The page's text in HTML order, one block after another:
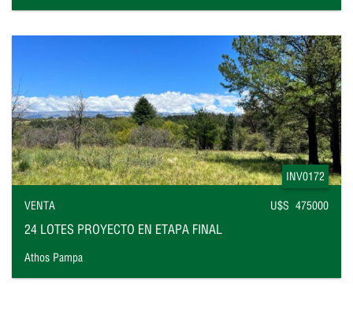
INV0172
VENTA U$S 475000
24 LOTES PROYECTO EN ETAPA FINAL
Athos Pampa